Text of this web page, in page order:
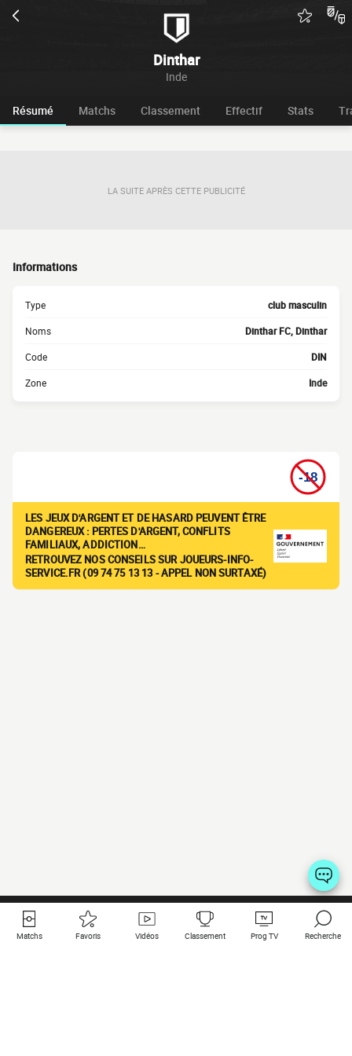
Dinthar
Inde
Résumé Matchs Classement Effectif Stats
LA SUITE APRÈS CETTE PUBLICITÉ
Informations
Type club masculin
Noms Dinthar FC, Dinthar
Code DIN
Zone Inde
LES JEUX D'ARGENT ET DE HASARD PEUVENT ÊTRE
DANGEREUX : PERTES D'ARGENT, CONFLITS
FAMILIAUX, ADDICTION…
RETROUVEZ NOS CONSEILS SUR JOUEURS-INFO-
SERVICE.FR (09 74 75 13 13 - APPEL NON SURTAXÉ)
Matchs Favoris Vidéos Classement Prog TV Recherche